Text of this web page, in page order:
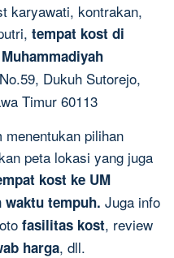
karyawati, kontrakan,
tempat kost di
Dukuh Sutorejo,
Timur 60113
menentukan pilihan
peta lokasi yang juga
kost ke UM
waktu tempuh. Juga info
fasilitas kost, review
harga, dll.